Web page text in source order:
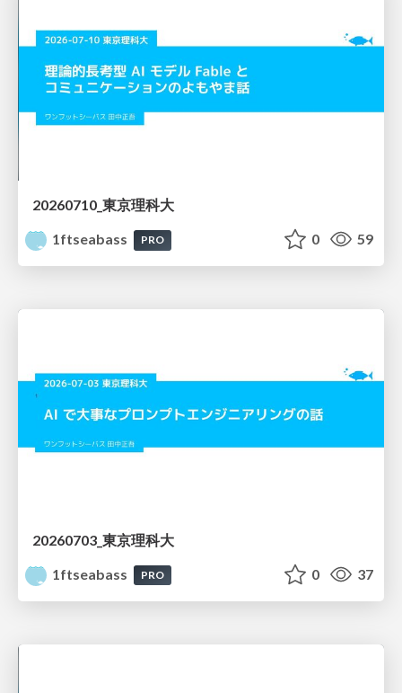
20260710_東京理科大
1ftseabass
PRO 0 59
20260703_東京理科大
1ftseabass
PRO 0 37